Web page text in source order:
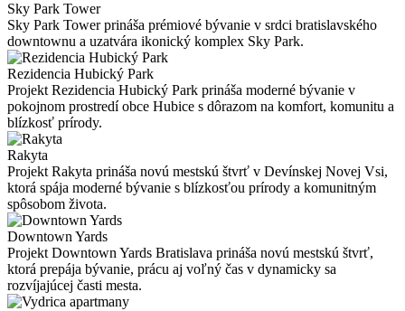
Sky Park Tower
Sky Park Tower prináša prémiové bývanie v srdci bratislavského
downtownu a uzatvára ikonický komplex Sky Park.
Rezidencia Hubický Park
Projekt Rezidencia Hubický Park prináša moderné bývanie v
pokojnom prostredí obce Hubice s dôrazom na komfort, komunitu a
blízkosť prírody.
Rakyta
Projekt Rakyta prináša novú mestskú štvrť v Devínskej Novej Vsi,
ktorá spája moderné bývanie s blízkosťou prírody a komunitným
spôsobom života.
Downtown Yards
Projekt Downtown Yards Bratislava prináša novú mestskú štvrť,
ktorá prepája bývanie, prácu aj voľný čas v dynamicky sa
rozvíjajúcej časti mesta.